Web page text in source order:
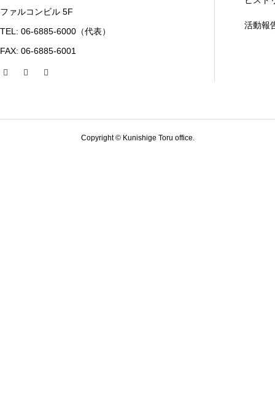
ファルコンビル 5F
TEL: 06-6885-6000（代表）
FAX: 06-6885-6001
活動報
Copyright © Kunishige Toru office.